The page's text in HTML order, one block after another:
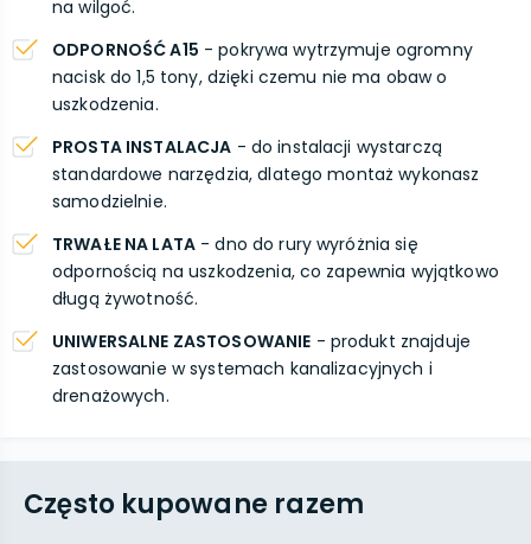
na wilgoć.
ODPORNOŚĆ A15 - pokrywa wytrzymuje ogromny
nacisk do 1,5 tony, dzięki czemu nie ma obaw o
uszkodzenia.
PROSTA INSTALACJA - do instalacji wystarczą
standardowe narzędzia, dlatego montaż wykonasz
samodzielnie.
TRWAŁE NA LATA- dno do rury wyróżnia się
odpornością na uszkodzenia, co zapewnia wyjątkowo
długą żywotność.
UNIWERSALNE ZASTOSOWANIE - produkt znajduje
zastosowanie w systemach kanalizacyjnych i
drenażowych.
Często kupowane razem